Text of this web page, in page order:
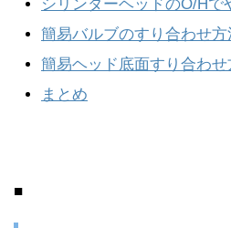
シリンダーヘッドのO/Hで
簡易バルブのすり合わせ方
簡易ヘッド底面すり合わせ
まとめ
■